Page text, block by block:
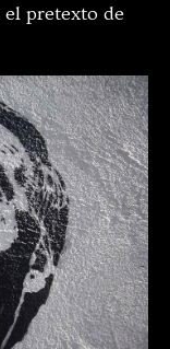
pretexto de